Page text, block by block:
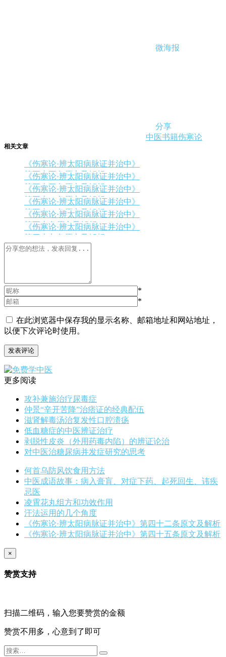
微海报
分享
相关文章
《伤寒论·辨太阳病脉证并治中》
第五十五条原文及解析
《伤寒论·辨太阳病脉证并治中》
第五十三条原文及解析
《伤寒论·辨太阳病脉证并治中》
第五十二条原文及解析
《伤寒论·辨太阳病脉证并治中》
第五十一条原文及解析
《伤寒论·辨太阳病脉证并治中》
第五十条原文及解析
《伤寒论·辨太阳病脉证并治中》
第四十九条原文及解析
中医书籍伤寒论
*
*
在此浏览器中保存我的显示名称、邮箱地址和网站地址，
以便下次评论时使用。
更多阅读
攻补兼施治疗尿毒症
仲景“辛开苦降”治痞证的经典配伍
滋肾解毒汤治复发性口腔溃疡
低血糖症的中医辨证治疗
剥脱性皮炎（外用药毒内陷）的辨证论治
对中医治糖尿病并发症研究的思考
何首乌防风饮食用方法
中医成语故事：病入膏肓、对症下药、起死回生、讳疾
忌医
凌霄花丸组方和功效作用
汗法运用的几个角度
《伤寒论·辨太阳病脉证并治中》第四十二条原文及解析
《伤寒论·辨太阳病脉证并治中》第四十五条原文及解析
×
赞赏支持
扫描二维码，输入您要赞赏的金额
赞赏不用多，心意到了即可